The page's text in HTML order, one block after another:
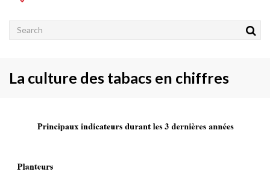
Rechercher
La culture des tabacs en chiffres